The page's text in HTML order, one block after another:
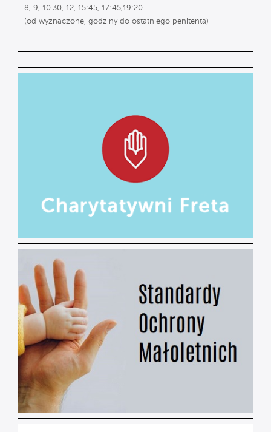
8, 9, 10.30, 12, 15:45, 17:45,19:20
(od wyznaczonej godziny do ostatniego penitenta)